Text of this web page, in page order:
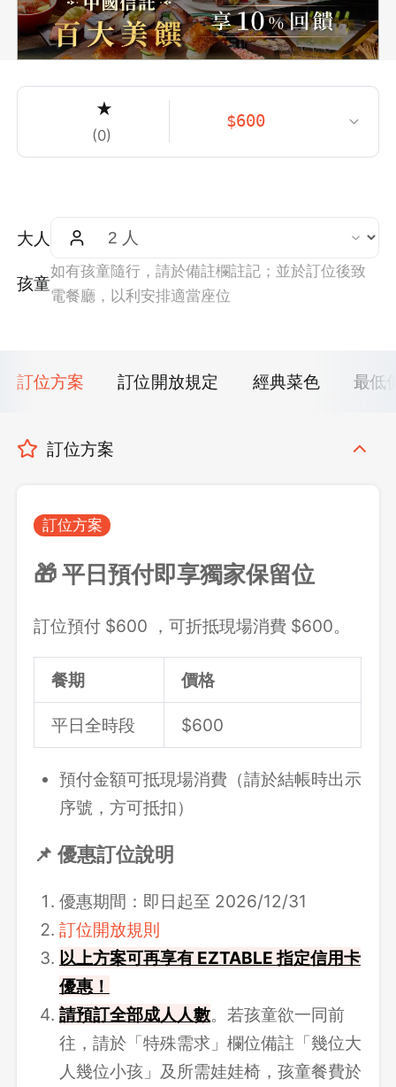
★
(0)
$600
大人
孩童
如有孩童隨行，請於備註欄註記；並於訂位後致
電餐廳，以利安排適當座位
訂位方案 訂位開放規定 經典菜色 最低
訂位方案
訂位方案
🎁 平日預付即享獨家保留位
訂位預付 $600 ，可折抵現場消費 $600。
餐期 價格
平日全時段 $600
預付金額可抵現場消費（請於結帳時出示
序號，方可抵扣）
📌 優惠訂位說明
優惠期間：即日起至 2026/12/31
訂位開放規則
以上方案可再享有 EZTABLE 指定信用卡
優惠！
請預訂全部成人人數。若孩童欲一同前
往，請於「特殊需求」欄位備註「幾位大
人幾位小孩」及所需娃娃椅，孩童餐費於